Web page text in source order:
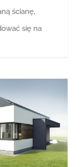
ścianę,
się na